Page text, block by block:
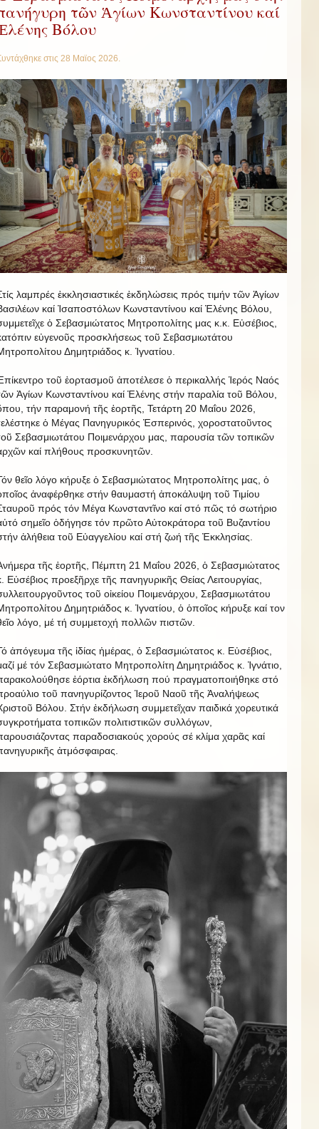
τῶν Ἁγίων Κωνσταντίνου καί
Βόλου
στις 28 Μαϊος 2026
λαμπρές ἐκκλησιαστικές ἐκδηλώσεις πρός τιμήν τῶν Ἁγίων
καί Ἰσαποστόλων Κωνσταντίνου καί Ἑλένης Βόλου,
ὁ Σεβασμιώτατος Μητροπολίτης μας κ.κ. Εὐσέβιος,
εὐγενοῦς προσκλήσεως τοῦ Σεβασμιωτάτου
Δημητριάδος κ. Ἰγνατίου.
τοῦ ἐορτασμοῦ ἀποτέλεσε ὁ περικαλλής Ἱερός Ναός
Ἁγίων Κωνσταντίνου καί Ἑλένης στήν παραλία τοῦ Βόλου,
τήν παραμονή τῆς ἑορτῆς, Τετάρτη 20 Μαΐου 2026,
ὁ Μέγας Πανηγυρικός Ἑσπερινός, χοροστατοῦντος
Σεβασμιωτάτου Ποιμενάρχου μας, παρουσία τῶν τοπικῶν
καί πλήθους προσκυνητῶν.
θεῖο λόγο κήρυξε ὁ Σεβασμιώτατος Μητροπολίτης μας, ὁ
ἀναφέρθηκε στήν θαυμαστή ἀποκάλυψη τοῦ Τιμίου
πρός τόν Μέγα Κωνσταντῖνο καί στό πῶς τό σωτήριο
σημεῖο ὁδήγησε τόν πρῶτο Αὐτοκράτορα τοῦ Βυζαντίου
ἀλήθεια τοῦ Εὐαγγελίου καί στή ζωή τῆς Ἐκκλησίας.
τῆς ἑορτῆς, Πέμπτη 21 Μαΐου 2026, ὁ Σεβασμιώτατος
Εὐσέβιος προεξῆρχε τῆς πανηγυρικῆς Θείας Λειτουργίας,
τοῦ οἰκείου Ποιμενάρχου, Σεβασμιωτάτου
Δημητριάδος κ. Ἰγνατίου, ὁ ὁποῖος κήρυξε καί τον
λόγο, μέ τή συμμετοχή πολλῶν πιστῶν.
ἀπόγευμα τῆς ἰδίας ἡμέρας, ὁ Σεβασμιώτατος κ. Εὐσέβιος,
μέ τόν Σεβασμιώτατο Μητροπολίτη Δημητριάδος κ. Ἰγνάτιο,
ἐόρτια ἐκδήλωση πού πραγματοποιήθηκε στό
τοῦ πανηγυρίζοντος Ἱεροῦ Ναοῦ τῆς Ἀναλήψεως
Βόλου. Στήν ἐκδήλωση συμμετεῖχαν παιδικά χορευτικά
τοπικῶν πολιτιστικῶν συλλόγων,
παραδοσιακούς χορούς σέ κλίμα χαρᾶς καί
ἀτμόσφαιρας.